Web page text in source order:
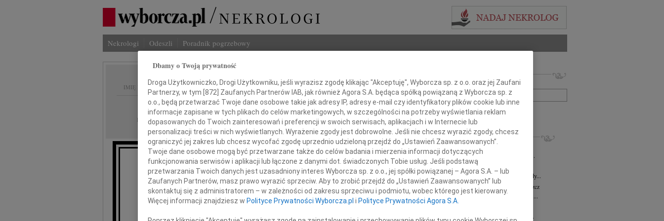
Nekrologi Odeszli Poradnik pogrzebowy
IMIĘ I NAZWISKO:
REGION: Bydgoszcz
DATA EMISJI: 22.02.2016
Drogiej Przyjaciółce
Barbarze Wojenkowskiej
oraz Jej Najbliższym
Imię i nazwisko lub numer ogłoszenia:
+ szukanie zaawansowane
INNE NEKROLOGI
05.08.2026Bydgoszcz
Arlecie Stanisławskiej oraz Jej Najbliższym...
30.07.2026Bydgoszcz
Pani Elżbiecie Skwierzyńskiej Członkini Rady...
Janusz Ostoja-Zagórski
Bydgoszcz
Z głębokim smutkiem żegnamy prof. dr. hab....
Heliodor Kasprzak
Z ogromnym smutkiem i żalem przyjęliśmy...
Dbamy o Twoją prywatność
Droga Użytkowniczko, Drogi Użytkowniku, jeśli wyrazisz zgodę klikając "Akceptuję", Wyborcza sp. z o.o. oraz jej Zaufani
Partnerzy, w tym [872] Zaufanych Partnerów IAB, jak również Agora S.A. będąca spółką powiązaną z Wyborcza sp. z
o.o., będą przetwarzać Twoje dane osobowe takie jak adresy IP, adresy e-mail czy identyfikatory plików cookie lub inne
informacje zapisane w tych plikach do celów marketingowych, w szczególności na potrzeby wyświetlania reklam
dopasowanych do Twoich zainteresowań i preferencji w swoich serwisach, aplikacjach i w Internecie lub
personalizacji treści w nich wyświetlanych. Wyrażenie zgody jest dobrowolne. Jeśli nie chcesz wyrazić zgody, chcesz
ograniczyć jej zakres lub chcesz wycofać zgodę uprzednio udzieloną przejdź do „Ustawień Zaawansowanych”.
Twoje dane osobowe mogą być przetwarzane także do celów badania i mierzenia informacji dotyczących
funkcjonowania serwisów i aplikacji lub łączone z danymi dot. świadczonych Tobie usług. Jeśli podstawą
przetwarzania Twoich danych jest uzasadniony interes Wyborcza sp. z o.o., jej spółki powiązanej – Agora S.A. – lub
Zaufanych Partnerów, masz prawo wyrazić sprzeciw. Aby to zrobić przejdź do „Ustawień Zaawansowanych” lub
skontaktuj się z administratorem – w zależności od zakresu sprzeciwu i podmiotu, wobec którego jest kierowany.
Więcej informacji znajdziesz w Polityce Prywatności Wyborcza.pl i Polityce Prywatności Agora S.A.